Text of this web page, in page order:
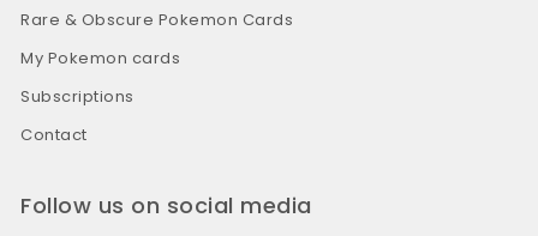
Rare & Obscure Pokemon Cards
My Pokemon cards
Subscriptions
Contact
Follow us on social media